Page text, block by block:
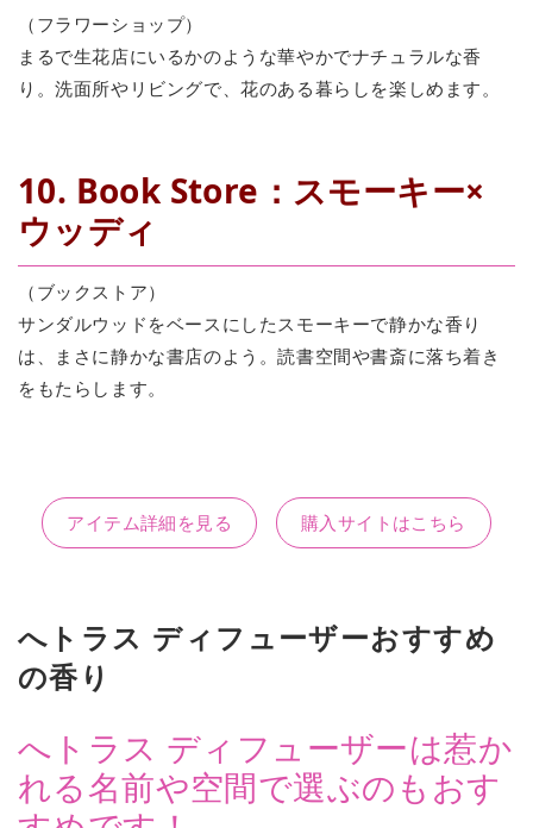
（フラワーショップ）
まるで生花店にいるかのような華やかでナチュラルな香
り。洗面所やリビングで、花のある暮らしを楽しめます。
10. Book Store：スモーキー×
ウッディ
（ブックストア）
サンダルウッドをベースにしたスモーキーで静かな香り
は、まさに静かな書店のよう。読書空間や書斎に落ち着き
をもたらします。
アイテム詳細を見る 購入サイトはこちら
へトラス ディフューザーおすすめ
の香り
へトラス ディフューザーは惹か
れる名前や空間で選ぶのもおす